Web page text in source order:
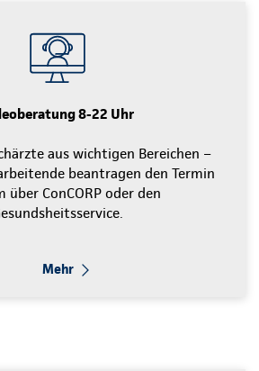
8-22 Uhr
aus wichtigen Bereichen –
beantragen den Termin
über ConCORP oder den
Mehr